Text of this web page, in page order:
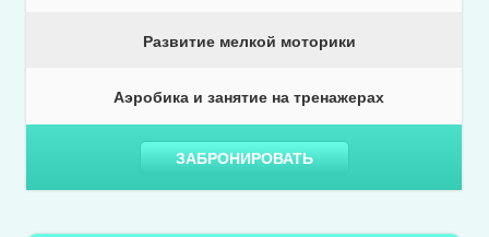
Развитие мелкой моторики
Аэробика и занятие на тренажерах
ЗАБРОНИРОВАТЬ